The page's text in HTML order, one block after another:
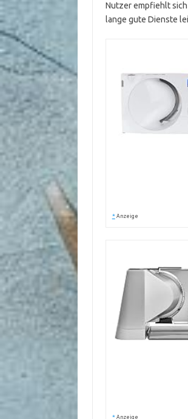
Nutzer empfiehlt
lange gute Dienste
* Anzeige
* Anzeige